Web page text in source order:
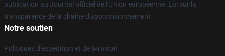
publication au Journal officiel de l'Union européenne. Loi sur la
transparence de la chaîne d'approvisionnement
Notre soutien
Politiques d'expédition et de livraison